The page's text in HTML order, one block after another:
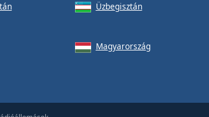
Üzbegisztán
Magyarország